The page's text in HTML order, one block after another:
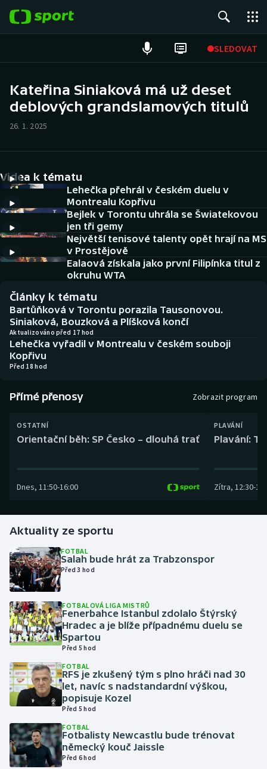
SLEDOVAT
Hokej
Cyklistika
DALŠÍ SPORTY
Americký fotbal
Baseball a softbal
Basketbal
Biatlon
Boby a skeleton
Box
Curling
Golf
Gymnastika
Házená
Jezdectví
Judo
Krasobruslení
Lezení
Lyže a snowboard
Moderní pětiboj
NEPŘEHLÉDNĚTE
Historické návraty
Aplikace ČT sport
AZ kvíz
Kateřina Siniaková má už deset
deblových grandslamových titulů
26. 1. 2025
Videa k tématu
Lehečka přehrál v českém duelu v
Montrealu Kopřivu
Bejlek v Torontu uhrála se Šwiatekovou
jen tři gemy
Největší tenisové talenty opět hrají na MS
v Prostějově
Ealaová získala jako první Filipínka titul z
okruhu WTA
Články k tématu
Bartůňková v Torontu porazila Tausonovou.
Siniaková, Bouzková a Plíšková končí
Aktualizováno před 17 hod
Lehečka vyřadil v Montrealu v českém souboji
Kopřivu
Před 18 hod
Přímé přenosy Zobrazit program
OSTATNÍ
Orientační běh: SP Česko – dlouhá trať
Dnes, 11:50-16:00
PLAVÁNÍ
Plavání:
Zítra, 12:30-
Aktuality ze sportu
FOTBAL
Salah bude hrát za Trabzonspor
Před 3 hod
FOTBALOVÁ LIGA MISTRŮ
Fenerbahce Istanbul zdolalo Štýrský
Hradec a je blíže případnému duelu se
Spartou
Před 5 hod
FOTBAL
RFS je zkušený tým s plno hráči nad 30
let, navíc s nadstandardní výškou,
popisuje Kozel
Před 5 hod
FOTBAL
Fotbalisty Newcastlu bude trénovat
německý kouč Jaissle
Před 6 hod